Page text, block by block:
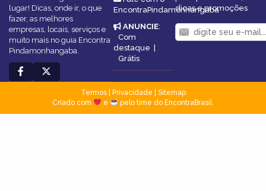
lugar! Dicas, onde ir, o que
fazer, as melhores
empresas, locais, serviços e
muito mais no guia Encontra
Pindamonhangaba.
EncontraPindamonhangaba
ANUNCIE:
Com
destaque |
Grátis
dicas e promoções
Termos| Privacidade
Sitemap
Criado com
e pelo time do EncontraBrasil